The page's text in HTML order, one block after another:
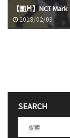
【圖片】NCT
2018/02/09
SEARCH